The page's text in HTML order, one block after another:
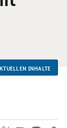
INHALTE